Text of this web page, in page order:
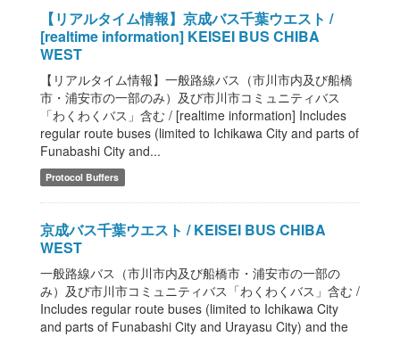
【リアルタイム情報】京成バス千葉ウエスト /
[realtime information] KEISEI BUS CHIBA
WEST
【リアルタイム情報】一般路線バス（市川市内及び船橋
市・浦安市の一部のみ）及び市川市コミュニティバス
「わくわくバス」含む / [realtime information] Includes
regular route buses (limited to Ichikawa City and parts of
Funabashi City and...
Protocol Buffers
京成バス千葉ウエスト / KEISEI BUS CHIBA
WEST
一般路線バス（市川市内及び船橋市・浦安市の一部の
み）及び市川市コミュニティバス「わくわくバス」含む /
Includes regular route buses (limited to Ichikawa City
and parts of Funabashi City and Urayasu City) and the